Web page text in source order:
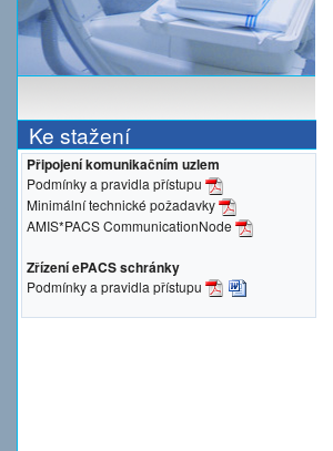
Ke stažení
Připojení komunikačním uzlem
Podmínky a pravidla přístupu
Minimální technické požadavky
AMIS*PACS CommunicationNode
Zřízení ePACS schránky
Podmínky a pravidla přístupu